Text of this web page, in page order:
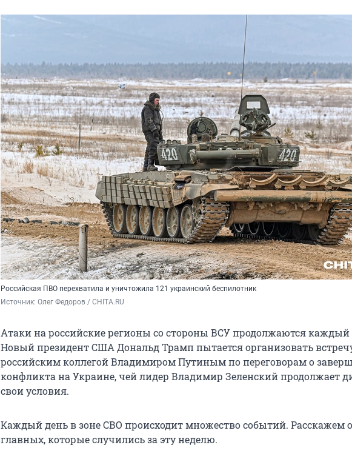
Российская ПВО перехватила и уничтожила 121 украинский беспилотник
Источник: Олег Федоров / CHITA.RU
Атаки на российские регионы со стороны ВСУ продолжаются каждый
Новый президент США Дональд Трамп пытается организовать
российским коллегой Владимиром Путиным по переговорам о
конфликта на Украине, чей лидер Владимир Зеленский продолжает
свои условия.
Каждый день в зоне СВО происходит множество событий. Расскажем
главных, которые случились за эту неделю.